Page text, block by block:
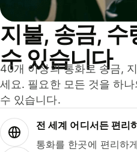
지불, 송금, 수
수 있습니다
40개 이상의 통화로 송금,
세요. 필요한 모든 것을 하
수 있습니다.
전 세계 어디서든 편리
통화를 한곳에 편리하